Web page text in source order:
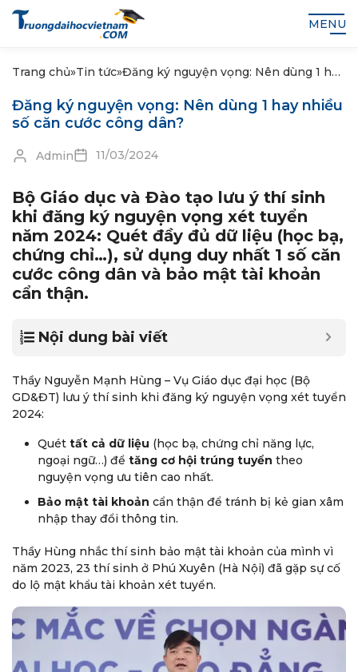
MENU
Trang chủ»Tin tức»Đăng ký nguyện vọng: Nên dùng 1 hay
Đăng ký nguyện vọng: Nên dùng 1 hay nhiều
số căn cước công dân?
Admin 11/03/2024
Bộ Giáo dục và Đào tạo lưu ý thí sinh
khi đăng ký nguyện vọng xét tuyển
năm 2024: Quét đầy đủ dữ liệu (học bạ,
chứng chỉ…), sử dụng duy nhất 1 số căn
cước công dân và bảo mật tài khoản
cẩn thận.
Nội dung bài viết
Thầy Nguyễn Mạnh Hùng – Vụ Giáo dục đại học (Bộ
GD&ĐT) lưu ý thí sinh khi đăng ký nguyện vọng xét tuyển
2024:
Quét tất cả dữ liệu (học bạ, chứng chỉ năng lực,
ngoại ngữ…) để tăng cơ hội trúng tuyển theo
nguyện vọng ưu tiên cao nhất.
Bảo mật tài khoản cẩn thận để tránh bị kẻ gian xâm
nhập thay đổi thông tin.
Thầy Hùng nhắc thí sinh bảo mật tài khoản của mình vì
năm 2023, 23 thí sinh ở Phú Xuyên (Hà Nội) đã gặp sự cố
do lộ mật khẩu tài khoản xét tuyển.